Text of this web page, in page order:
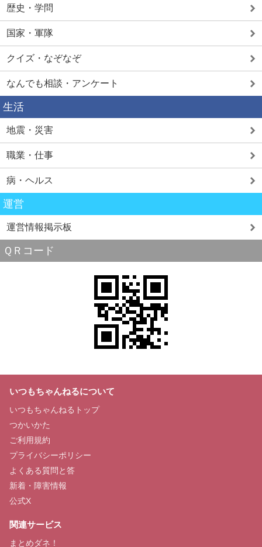
歴史・学問
国家・軍隊
クイズ・なぞなぞ
なんでも相談・アンケート
生活
地震・災害
職業・仕事
病・ヘルス
運営
運営情報掲示板
ＱＲコード
いつもちゃんねるについて
いつもちゃんねるトップ
つかいかた
ご利用規約
プライバシーポリシー
よくある質問と答
新着・障害情報
公式X
関連サービス
まとめダネ！